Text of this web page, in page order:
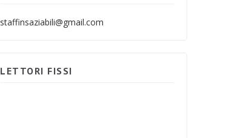
staffinsaziabili@gmail.com
LETTORI FISSI